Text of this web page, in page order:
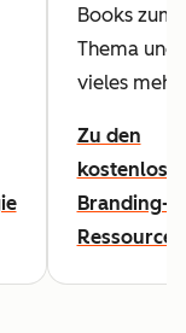
Books zum
Thema und
vieles mehr.
Zu den
Branding-
Ressourcen